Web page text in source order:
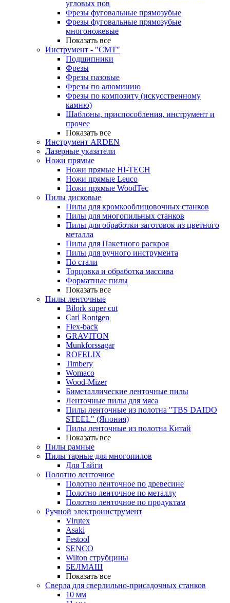
угловых пов
Фрезы фуговальные прямозубые
Фрезы фуговальные прямозубые
многоножевые
Показать все
Инструмент - "СМТ"
Подшипники
Фрезы
Фрезы пазовые
Фрезы по алюминию
Фрезы по композиту (искусственному
камню)
Шаблоны, приспособления, инструмент и
прочее
Показать все
Инструмент ARDEN
Лазерные указатели
Ножи прямые
Ножи прямые HI-TECH
Ножи прямые Leuco
Ножи прямые WoodTec
Пилы дисковые
Пилы для кромкооблицовочных станков
Пилы для многопильных станков
Пилы для обработки заготовок из цветного
металла
Пилы для Пакетного раскроя
Пилы для ручного инструмента
По стали
Торцовка и обработка массива
Форматные пилы
Показать все
Пилы ленточные
Bilork super cut
Carl Rontgen
Flex-back
GRAVITON
Munkforssagar
ROFELIX
Timbery
Womaco
Wood-Mizer
Биметаллические ленточные пилы
Ленточные пилы для мяса
Пилы ленточные из полотна "TBS DAIDO
STEEL" (Япония)
Пилы ленточные из полотна Китай
Показать все
Пилы рамные
Пилы тарные для многопилов
Для Тайги
Полотно ленточное
Полотно ленточное по древесине
Полотно ленточное по металлу
Полотно ленточное по продуктам
Ручной электроинструмент
Virutex
Asaki
Festool
SENCO
Wilton струбцины
БЕЛМАШ
Показать все
Сверла для сверлильно-присадочных станков
10 мм